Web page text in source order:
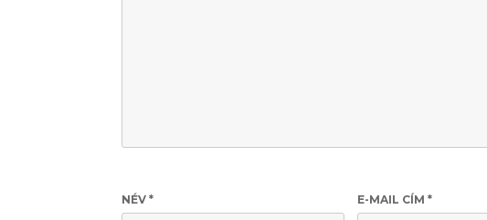
NÉV * E-MAIL CÍM*